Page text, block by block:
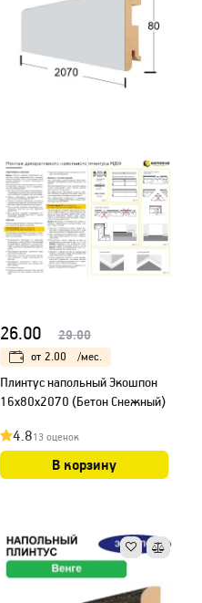
26.00 29.00
от 2.00 /мес.
Плинтус напольный Экошпон
16х80х2070 (Бетон Снежный)
4.813 оценок
В корзину